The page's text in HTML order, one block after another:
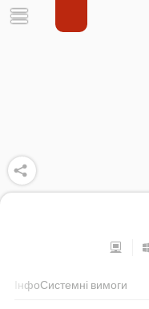
ІнфоСистемні вимоги